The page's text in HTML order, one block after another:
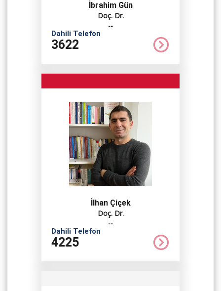
İbrahim Gün
Doç. Dr.
--
Dahili Telefon
3622
İlhan Çiçek
Doç. Dr.
--
Dahili Telefon
4225